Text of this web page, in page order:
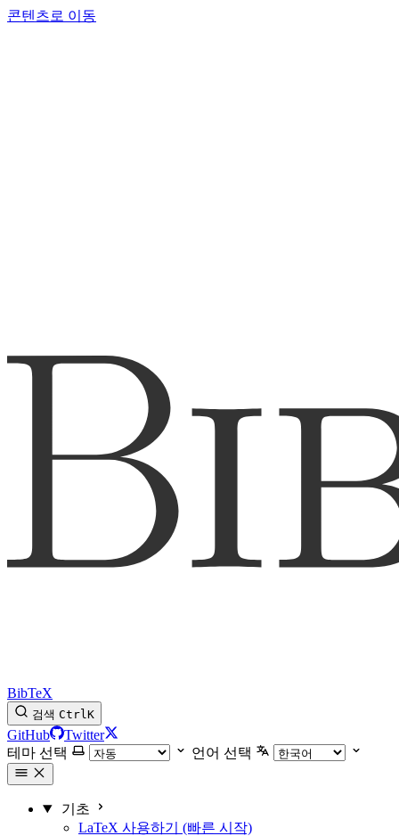
콘텐츠로 이동
BibTeX
검색 CtrlK
GitHub
Twitter
테마 선택
언어 선택
기초
LaTeX 사용하기 (빠른 시작)